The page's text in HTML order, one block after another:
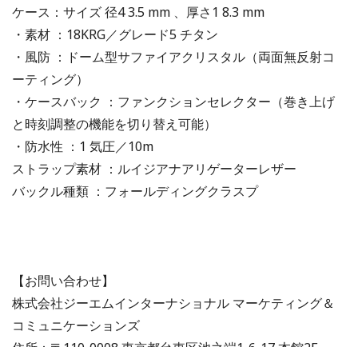
ケース：サイズ 径4 3.5 mm 、厚さ1 8.3 mm
・素材 ：18KRG／グレード5 チタン
・風防 ：ドーム型サファイアクリスタル（両面無反射コ
ーティング）
・ケースバック ：ファンクションセレクター（巻き上げ
と時刻調整の機能を切り替え可能）
・防水性 ：1 気圧／10m
ストラップ素材 ：ルイジアナアリゲーターレザー
バックル種類 ：フォールディングクラスプ
【お問い合わせ】
株式会社ジーエムインターナショナル マーケティング＆
コミュニケーションズ